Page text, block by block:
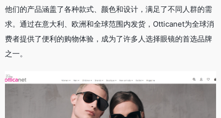
他们的产品涵盖了各种款式、颜色和设计，满足了不同人群的需
求。通过在意大利、欧洲和全球范围内发货，Otticanet为全球消
费者提供了便利的购物体验，成为了许多人选择眼镜的首选品牌
之一。